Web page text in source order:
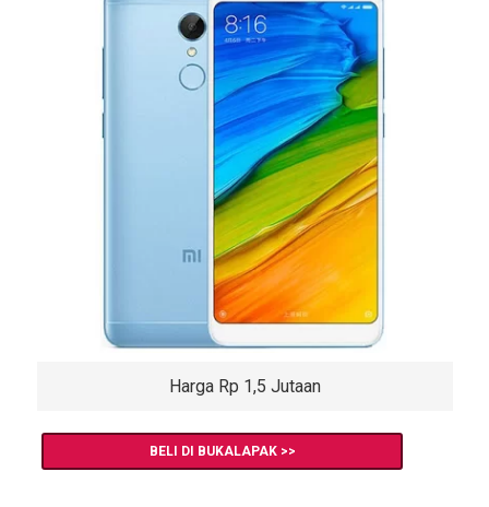
Harga Rp 1,5 Jutaan
BELI DI BUKALAPAK >>